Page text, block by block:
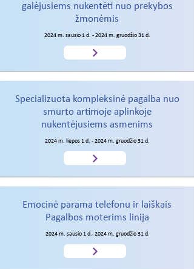
galėjusiems nukentėti nuo prekybos
žmonėmis
2024 m. sausio 1 d. - 2024 m. gruodžio 31 d.
Specializuota kompleksinė pagalba nuo
smurto artimoje aplinkoje
nukentėjusiems asmenims
2024 m. liepos 1 d. - 2024 m. gruodžio 31 d.
Emocinė parama telefonu ir laiškais
Pagalbos moterims linija
2024 m. sausio 1 d.- 2024 m. gruodžio 31 d.